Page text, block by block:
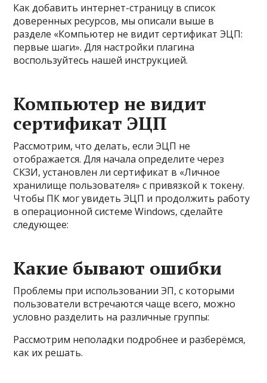
Как добавить интернет-страницу в список
доверенных ресурсов, мы описали выше в
разделе «Компьютер не видит сертификат ЭЦП:
первые шаги». Для настройки плагина
воспользуйтесь нашей инструкцией.
Компьютер не видит
сертификат ЭЦП
Рассмотрим, что делать, если ЭЦП не
отображается. Для начала определите через
СКЗИ, установлен ли сертификат в «Личное
хранилище пользователя» с привязкой к токену.
Чтобы ПК мог увидеть ЭЦП и продолжить работу
в операционной системе Windows, сделайте
следующее:
Какие бывают ошибки
Проблемы при использовании ЭП, с которыми
пользователи встречаются чаще всего, можно
условно разделить на различные группы:
Рассмотрим неполадки подробнее и разберёмся,
как их решать.